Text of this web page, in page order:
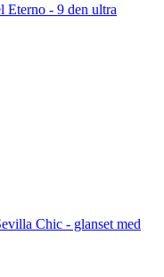
Eterno - 9 den ultra
Chic - glanset med